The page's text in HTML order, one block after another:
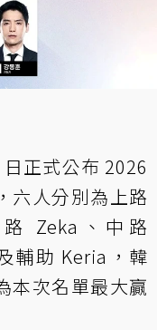
正式公布 2026
六人分別為上路
Zeka、中路
輔助 Keria，韓
本次名單最大贏